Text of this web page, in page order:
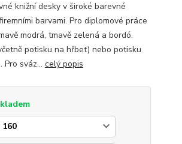
knižní desky v široké barevné
barvami. Pro diplomové práce
modrá, tmavě zelená a bordó.
potisku na hřbet) nebo potisku
sváz... celý popis